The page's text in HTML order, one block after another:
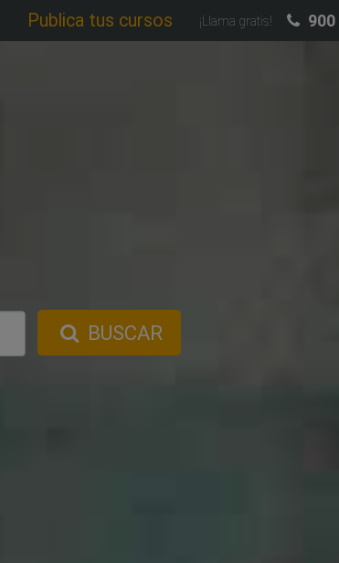
Publica tus cursos ¡Llama gratis!
BUSCAR